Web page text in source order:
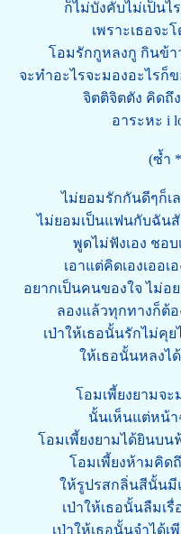
ก็ไม่บังคับไม่เป็นไ
เพราะเธอจะ
โอมรักกูหลงกู กินข้า
จะทำอะไรจะมองอะไรก็
จิตติจิตตัง คิดถึ
อาระหะ i
(ซ้ำ
ไม่ยอมรักกันดีๆก็เ
ไม่ยอมเป็นแฟนกับฉัน
พูดไม่ฟังเอง ชอ
เอาแต่คิดเองเออ
อยากเป็นคนของใจ ไม่อ
ลองแล้วทุกทางก็ต้
เป่าให้เธอนั้นรักไม่คุ
ให้เธอนั้นหลงไ
โอมเพี้ยงยามจะ
นั้นเห็นแต่หน้า
โอมเพี้ยงยามได้ยินบน
โอมเพี้ยงห้ามคิดถึ
ให้รูปรสกลิ่นสีนั้นมี
เป่าให้เธอนั้นลืมเรื่
เป่าให้เธอนั้นจำได้เ